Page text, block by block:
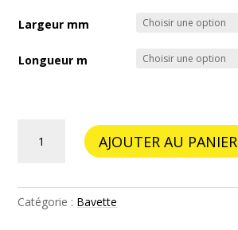
Largeur mm
Longueur m
65
AJOUTER AU PANIER
Catégorie : Bavette